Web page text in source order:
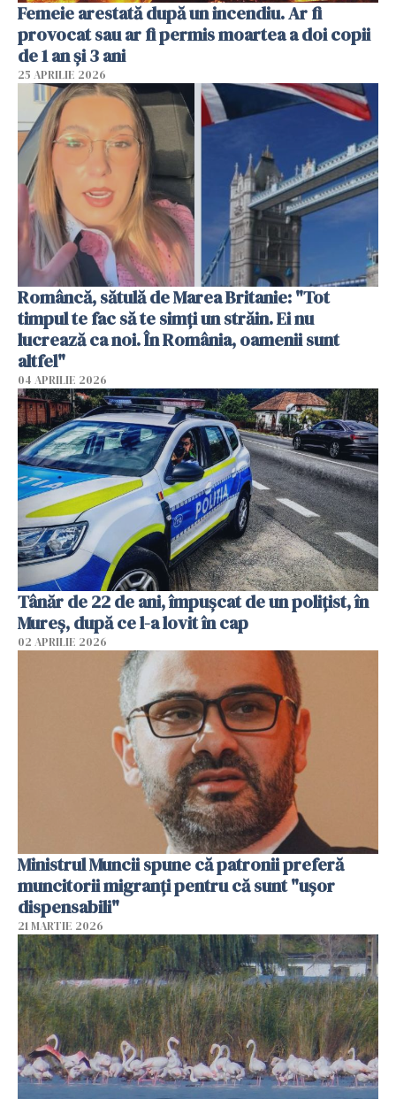
Femeie arestată după un incendiu. Ar fi
provocat sau ar fi permis moartea a doi copii
de 1 an și 3 ani
25 APRILIE 2026
Româncă, sătulă de Marea Britanie: "Tot
timpul te fac să te simți un străin. Ei nu
lucrează ca noi. În România, oamenii sunt
altfel"
04 APRILIE 2026
Tânăr de 22 de ani, împușcat de un polițist, în
Mureș, după ce l-a lovit în cap
02 APRILIE 2026
Ministrul Muncii spune că patronii preferă
muncitorii migranți pentru că sunt "uşor
dispensabili"
21 MARTIE 2026